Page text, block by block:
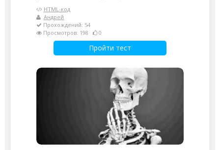
HTML-код
Андрей
Прохождений: 54
Просмотров: 198
0
Пройти тест